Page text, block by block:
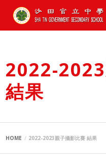
2022-
結果
HOME 2022-2023親子攝影比賽 結果